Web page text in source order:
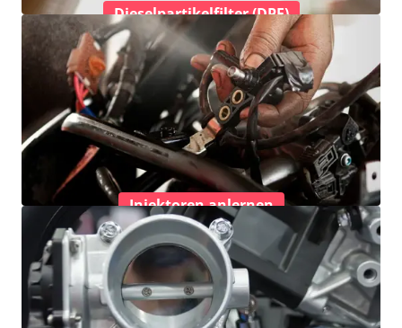
Dieselpartikelfilter (DPF)
Injektoren anlernen